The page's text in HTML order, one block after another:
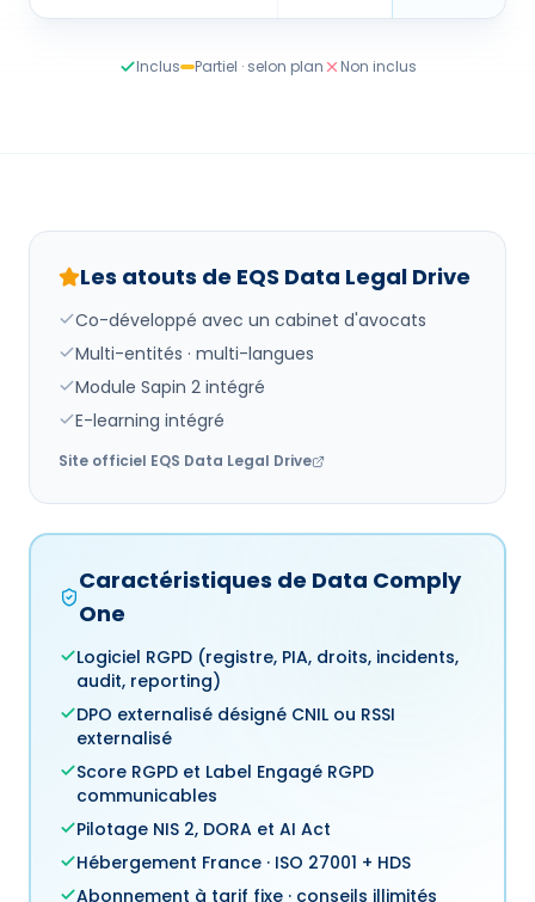
Inclus Partiel · selon plan Non inclus
Les atouts de EQS Data Legal Drive
Co-développé avec un cabinet d'avocats
Multi-entités · multi-langues
Module Sapin 2 intégré
E-learning intégré
Site officiel EQS Data Legal Drive
Caractéristiques de Data Comply
One
Logiciel RGPD (registre, PIA, droits, incidents,
audit, reporting)
DPO externalisé désigné CNIL ou RSSI
externalisé
Score RGPD et Label Engagé RGPD
communicables
Pilotage NIS 2, DORA et AI Act
Hébergement France · ISO 27001 + HDS
Abonnement à tarif fixe · conseils illimités